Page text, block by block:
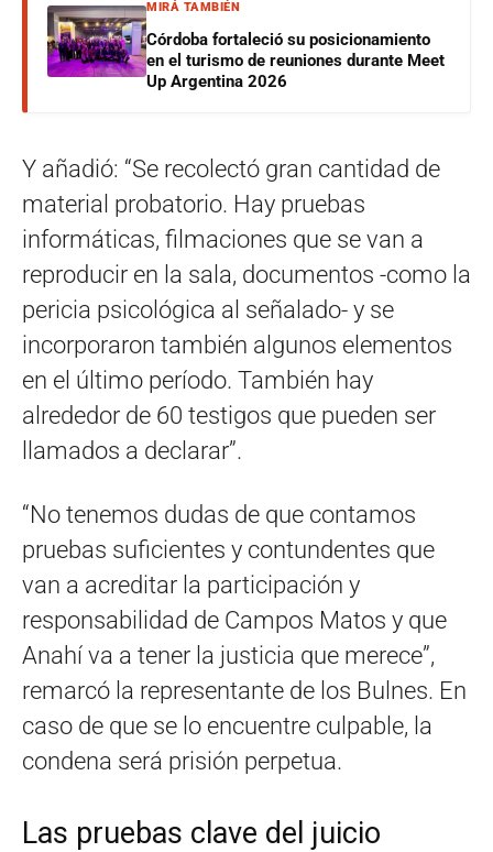
MIRÁ TAMBIÉN
Córdoba fortaleció su posicionamiento
en el turismo de reuniones durante Meet
Up Argentina 2026
Y añadió: “Se recolectó gran cantidad de
material probatorio. Hay pruebas
informáticas, filmaciones que se van a
reproducir en la sala, documentos -como la
pericia psicológica al señalado- y se
incorporaron también algunos elementos
en el último período. También hay
alrededor de 60 testigos que pueden ser
llamados a declarar”.
“No tenemos dudas de que contamos
pruebas suficientes y contundentes que
van a acreditar la participación y
responsabilidad de Campos Matos y que
Anahí va a tener la justicia que merece”,
remarcó la representante de los Bulnes. En
caso de que se lo encuentre culpable, la
condena será prisión perpetua.
Las pruebas clave del juicio